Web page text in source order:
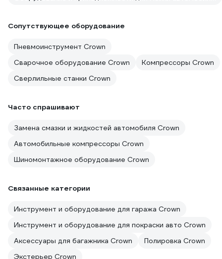
Сопутствующее оборудование
Пневмоинструмент Crown
Сварочное оборудование Crown
Компрессоры Crown
Сверлильные станки Crown
Часто спрашивают
Замена смазки и жидкостей автомобиля Crown
Автомобильные компрессоры Crown
Шиномонтажное оборудование Crown
Связанные категории
Инструмент и оборудование для гаража Crown
Инструмент и оборудование для покраски авто Crown
Аксессуары для багажника Crown
Полировка Crown
Экстерьер Crown